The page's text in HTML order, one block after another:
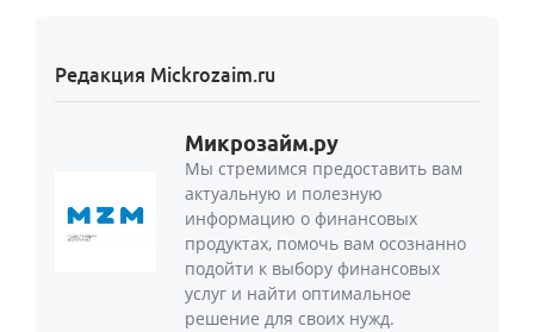
Редакция Mickrozaim.ru
Микрозайм.ру
Мы стремимся предоставить вам
актуальную и полезную
информацию о финансовых
продуктах, помочь вам осознанно
подойти к выбору финансовых
услуг и найти оптимальное
решение для своих нужд.